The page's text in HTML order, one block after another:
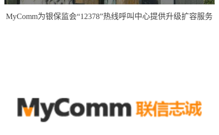
MyComm为银保监会“12378”热线呼叫中心提供升级扩容服务